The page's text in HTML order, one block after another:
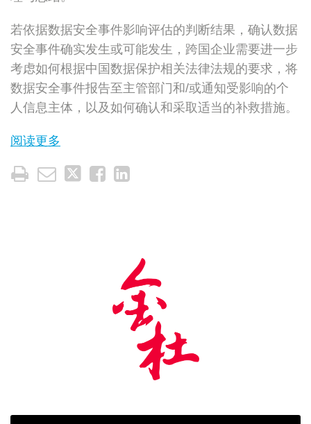
若依据数据安全事件影响评估的判断结果，确认数据
安全事件确实发生或可能发生，跨国企业需要进一步
考虑如何根据中国数据保护相关法律法规的要求，将
数据安全事件报告至主管部门和/或通知受影响的个
人信息主体，以及如何确认和采取适当的补救措施。
阅读更多